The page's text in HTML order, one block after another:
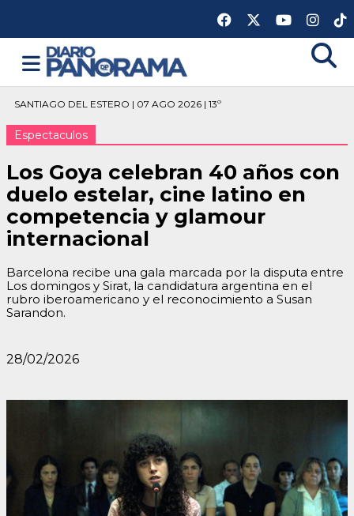
SANTIAGO DEL ESTERO | 07 AGO 2026 | 13º
Espectaculos
Los Goya celebran 40 años con
duelo estelar, cine latino en
competencia y glamour
internacional
Barcelona recibe una gala marcada por la disputa entre
Los domingos y Sirat, la candidatura argentina en el
rubro iberoamericano y el reconocimiento a Susan
Sarandon.
28/02/2026